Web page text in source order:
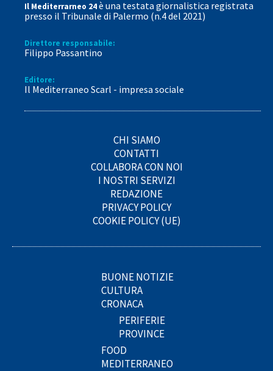
Il Mediterrarneo 24è una testata giornalistica registrata
presso il Tribunale di Palermo (n.4 del 2021)
Direttore responsabile:
Filippo Passantino
Editore:
Il Mediterraneo Scarl - impresa sociale
CHI SIAMO
CONTATTI
COLLABORA CON NOI
I NOSTRI SERVIZI
REDAZIONE
PRIVACY POLICY
COOKIE POLICY (UE)
BUONE NOTIZIE
CULTURA
CRONACA
PERIFERIE
PROVINCE
FOOD
MEDITERRANEO